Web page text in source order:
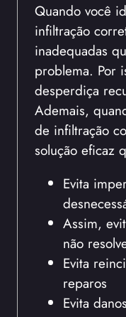
Quando você
infiltração
inadequadas
problema. Por
desperdiça
Ademais,
de infiltração
solução eficaz
Evita
Assim,
não
Evita
reparos
Evita